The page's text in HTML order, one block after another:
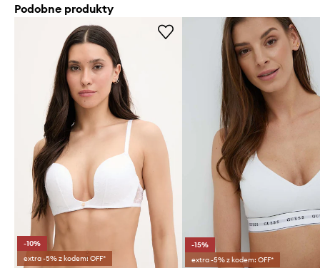
Podobne produkty
-10%
extra -5% z kodem: OFF*
-15%
extra -5% z kodem: OFF*